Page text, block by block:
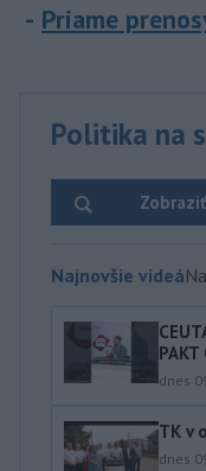
Priame
Politika na
Najnovšie videá
PAKT
dnes
TK v
dnes